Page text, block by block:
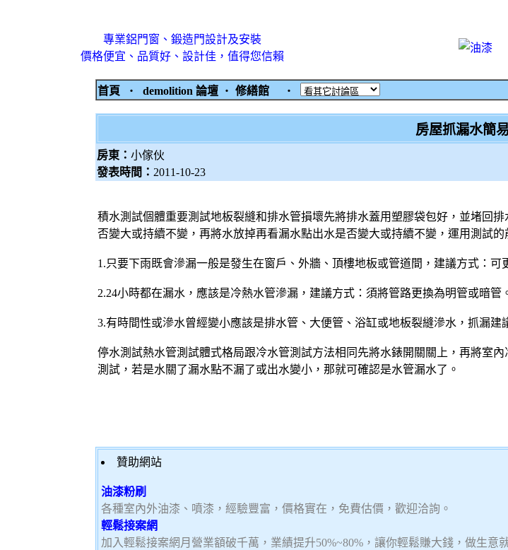
專業鋁門窗、鍛造門設計及安裝
價格便宜、品質好、設計佳，值得您信賴
首頁 ‧ demolition 論壇 ‧ 修繕館 ‧
房屋抓漏水簡
房東： 小傢伙
發表時間： 2011-10-23
積水測試個體重要測試地板裂縫和排水管損壞先將排水蓋用塑膠袋包好，並堵回
否變大或持續不變，再將水放掉再看漏水點出水是否變大或持續不變，運用測試
1.只要下雨既會滲漏一般是發生在窗戶、外牆、頂樓地板或管道間，建議方式：
2.24小時都在漏水，應該是冷熱水管滲漏，建議方式：須將管路更換為明管或暗管
3.有時間性或滲水曾經變小應該是排水管、大便管、浴缸或地板裂縫滲水，抓漏
停水測試熱水管測試體式格局跟冷水管測試方法相同先將水錶開關關上，再將室
測試，若是水關了漏水點不漏了或出水變小，那就可確認是水管漏水了。
贊助網站
油漆粉刷
各種室內外油漆、噴漆，經驗豐富，價格實在，免費估價，歡迎洽詢。
輕鬆接案網
加入輕鬆接案網月營業額破千萬，業績提升50%~80%，讓你輕鬆賺大錢，做生意